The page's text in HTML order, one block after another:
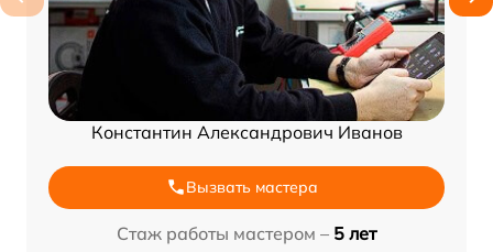
Константин Александрович Иванов
Вызвать мастера
Стаж работы мастером – 5 лет